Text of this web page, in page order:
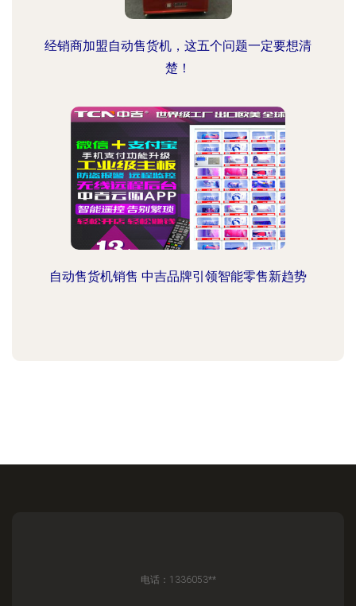
经销商加盟自动售货机，这五个问题一定要想清
楚！
自动售货机销售 中吉品牌引领智能零售新趋势
电话：1336053**